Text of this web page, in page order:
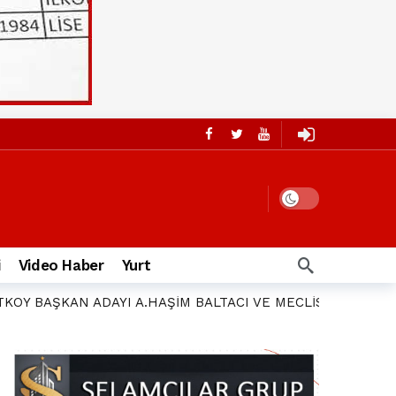
Video Haber Yurt
BAŞKAN ADAYI A.HAŞİM BALTACI VE MECLİS ÜYE